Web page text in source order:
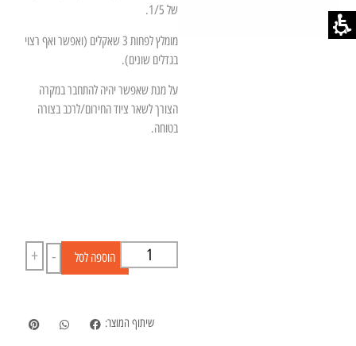
של 1/5.
מומלץ לפחות 3 שאקלים (ואפשר ואף רצוי
בגדלים שונים).
על מנת שאפשר יהיה להתחבר במקרה
הצורך לשאר ציוד החירום/לרכב בצורה
בטוחה.
-
+ הוספה לסל
שיתוף המוצר: